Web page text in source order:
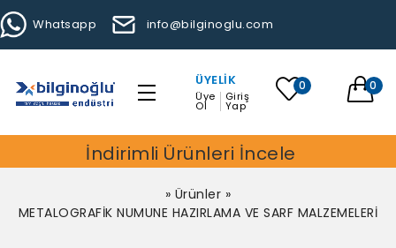
Whatsapp info@bilginoglu.com
ÜYELIK
Üye
Ol
Giriş
Yap
0 0
İndirimli Ürünleri İncele
» Ürünler »
METALOGRAFİK NUMUNE HAZIRLAMA VE SARF MALZEMELERİ